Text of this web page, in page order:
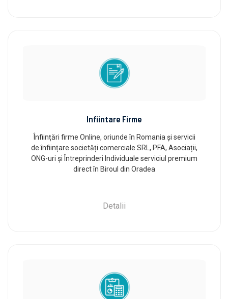
Infiintare Firme
Înființări firme Online, oriunde în Romania și servicii
de înființare societăți comerciale SRL, PFA, Asociații,
ONG-uri și Întreprinderi Individuale serviciul premium
direct în Biroul din Oradea
Detalii